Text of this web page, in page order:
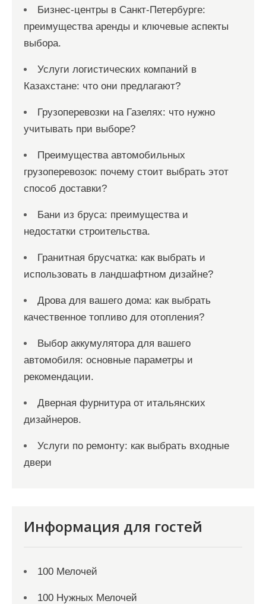
Бизнес-центры в Санкт-Петербурге:
преимущества аренды и ключевые аспекты
выбора.
Услуги логистических компаний в
Казахстане: что они предлагают?
Грузоперевозки на Газелях: что нужно
учитывать при выборе?
Преимущества автомобильных
грузоперевозок: почему стоит выбрать этот
способ доставки?
Бани из бруса: преимущества и
недостатки строительства.
Гранитная брусчатка: как выбрать и
использовать в ландшафтном дизайне?
Дрова для вашего дома: как выбрать
качественное топливо для отопления?
Выбор аккумулятора для вашего
автомобиля: основные параметры и
рекомендации.
Дверная фурнитура от итальянских
дизайнеров.
Услуги по ремонту: как выбрать входные
двери
Информация для гостей
100 Мелочей
100 Нужных Мелочей